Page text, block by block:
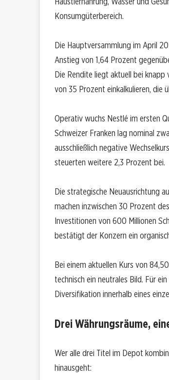
Konsumgüterbereich.
Die Hauptversammlung im April
Anstieg von 1,64 Prozent
Die Rendite liegt aktuell bei
von 35 Prozent einkalkulieren, die
Operativ wuchs Nestlé im ersten
Schweizer Franken lag nominal
ausschließlich negative
steuerten weitere 2,3 Prozent bei.
Die strategische Neuausrichtung
machen inzwischen 30 Prozent
Investitionen von 600 Millionen
bestätigt der Konzern ein
Bei einem aktuellen Kurs von
technisch ein neutrales Bild. Für
Diversifikation innerhalb eines
Drei Währungsräume,
Wer alle drei Titel im Depot
hinausgeht: